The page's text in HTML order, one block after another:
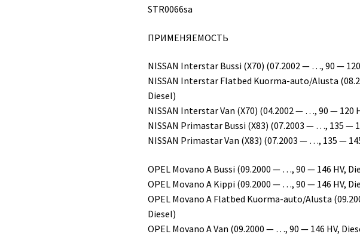
STR0066sa
ПРИМЕНЯЕМОСТЬ
NISSAN Interstar Bussi (X70) (07.2002 — …, 90 —
NISSAN Interstar Flatbed Kuorma-auto/Alusta
Diesel)
NISSAN Interstar Van (X70) (04.2002 — …, 90 — 120
NISSAN Primastar Bussi (X83) (07.2003 — …, 135 —
NISSAN Primastar Van (X83) (07.2003 — …, 135 —
OPEL Movano A Bussi (09.2000 — …, 90 — 146 HV,
OPEL Movano A Kippi (09.2000 — …, 90 — 146 HV,
OPEL Movano A Flatbed Kuorma-auto/Alusta
Diesel)
OPEL Movano A Van (09.2000 — …, 90 — 146 HV,